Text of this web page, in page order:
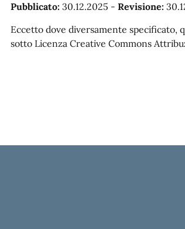
Pubblicato: 30.12.2025 - Revisione:
Eccetto dove diversamente specificato,
sotto Licenza Creative Commons